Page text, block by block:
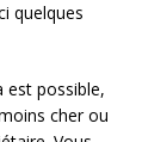
quelques
est possible,
cher ou